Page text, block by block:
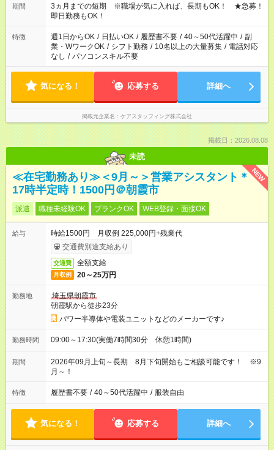
期間
3ヵ月までの短期 ※職場が気に入れば、長期もOK！ ★急募！
即日勤務もOK！
特徴 週1日からOK / 日払いOK / 履歴書不要 / 40～50代活躍中 / 副
業・WワークOK / シフト勤務 / 10名以上の大量募集 / 電話対応
なし / パソコンスキル不要
気になる！ 応募する 詳細へ
掲載元企業名 ケアスタッフィング株式会社
掲載日：2026.08.08
未読
NEW
≪在宅勤務あり≫＜9月～＞営業アシスタント＊
17時半定時！1500円＠朝霞市
派遣 職種未経験OK ブランクOK WEB登録・面接OK
給与
時給1500円 月収例 225,000円+残業代
交通費別途支給あり
交通費 全額支給
月収例 20～25万円
勤務地
埼玉県朝霞市
朝霞駅から徒歩23分
パワー半導体や電装ユニットなどのメーカーです♪
勤務時間 09:00～17:30(実働7時間30分 休憩1時間)
期間
2026年09月上旬～長期 8月下旬開始もご相談可能です！ ※9
月～！
特徴 履歴書不要 / 40～50代活躍中 / 服装自由
気になる！ 応募する 詳細へ